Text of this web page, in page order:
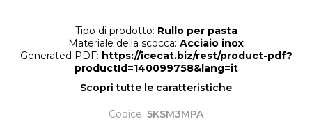
Tipo di prodotto: Rullo per pasta
Materiale della scocca: Acciaio inox
Generated PDF: https://icecat.biz/rest/product-pdf?
productId=140099758&lang=it
Scopri tutte le caratteristiche
Codice: 5KSM3MPA